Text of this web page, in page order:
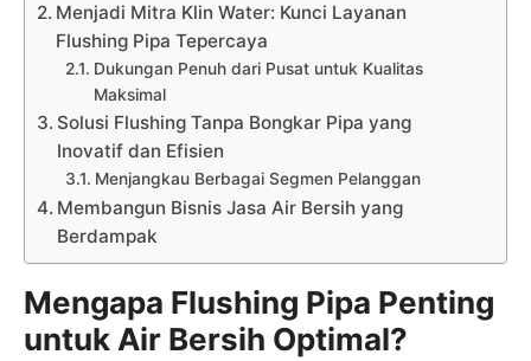
Menjadi Mitra Klin Water: Kunci Layanan
Flushing Pipa Tepercaya
Dukungan Penuh dari Pusat untuk Kualitas
Maksimal
Solusi Flushing Tanpa Bongkar Pipa yang
Inovatif dan Efisien
Menjangkau Berbagai Segmen Pelanggan
Membangun Bisnis Jasa Air Bersih yang
Berdampak
Mengapa Flushing Pipa Penting
untuk Air Bersih Optimal?